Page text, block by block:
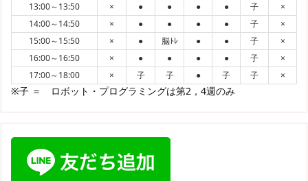
13:00～13:50
× ● ● ● ● 子
×
14:00～14:50
× ● ● ● ● 子
×
15:00～15:50
× ● 脳ﾄﾚ ● ● 子
×
16:00～16:50
× ● ● ● ● 子
×
17:00～18:00
× 子 子 ● 子 子 ×
※子 ＝ ロボット・プログラミングは第2，4週のみ